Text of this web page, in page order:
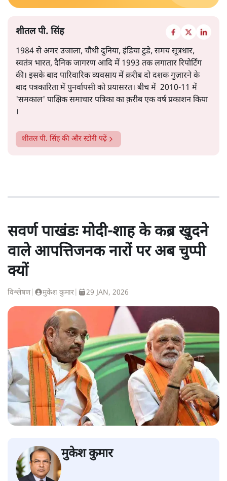
शीतल पी. सिंह
1984 से अमर उजाला, चौथी दुनिया, इंडिया टुडे, समय सूत्रधार,
स्वतंत्र भारत, दैनिक जागरण आदि में 1993 तक लगातार रिपोर्टिंग
की। इसके बाद पारिवारिक व्यवसाय में क़रीब दो दशक गुज़ारने के
बाद पत्रकारिता में पुनर्वापसी को प्रयासरत। बीच में 2010-11 में
'समकाल' पाक्षिक समाचार पत्रिका का क़रीब एक वर्ष प्रकाशन किया
।
शीतल पी. सिंहकी और स्टोरी पढ़ें
सवर्ण पाखंडः मोदी-शाह के कब्र खुदने
वाले आपत्तिजनक नारों पर अब चुप्पी
क्यों
विश्लेषण| मुकेश कुमार 29 JAN, 2026
मुकेश कुमार